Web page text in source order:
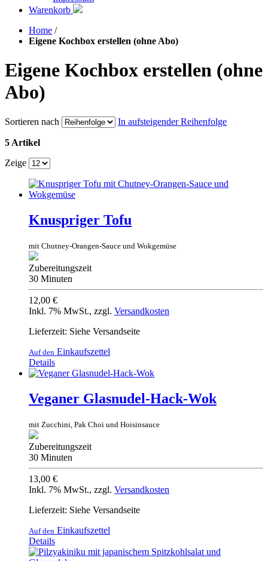
Warenkorb
Home /
Eigene Kochbox erstellen (ohne Abo)
Eigene Kochbox erstellen (ohne
Abo)
Sortieren nach In aufsteigender Reihenfolge
5 Artikel
Zeige
Knuspriger Tofu
mit Chutney-Orangen-Sauce und Wokgemüse
Zubereitungszeit
30 Minuten
12,00 €
Inkl. 7% MwSt., zzgl. Versandkosten
Lieferzeit: Siehe Versandseite
Auf den Einkaufszettel
Details
Veganer Glasnudel-Hack-Wok
mit Zucchini, Pak Choi und Hoisinsauce
Zubereitungszeit
30 Minuten
13,00 €
Inkl. 7% MwSt., zzgl. Versandkosten
Lieferzeit: Siehe Versandseite
Auf den Einkaufszettel
Details